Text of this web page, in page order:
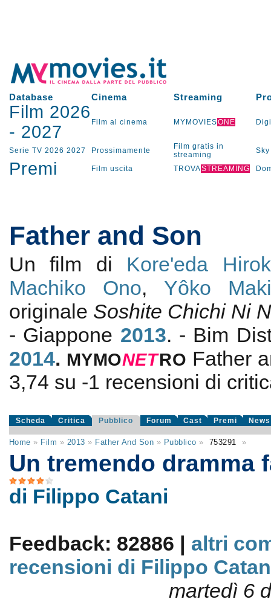
Database Cinema Streaming
Film 2026
- 2027 Film al cinema MYMOVIESONE
Serie TV 2026 2027 Prossimamente
Film gratis in
streaming
Sky
Premi Film uscita TROVASTREAMING
Father and Son
Un film di Kore'eda
Machiko Ono, Yôko
originale Soshite Chichi Ni
- Giappone 2013. - Bim
2014. MYMONETRO Father
3,74 su -1 recensioni di
Scheda Critica Pubblico Forum Cast Premi News
Home » Film » 2013 » Father And Son » Pubblico » 753291 »
Un tremendo dramma
di Filippo Catani
Feedback: 82886 | altri
recensioni di Filippo
martedì 6